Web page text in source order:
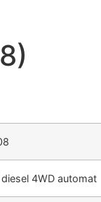
4WD automat